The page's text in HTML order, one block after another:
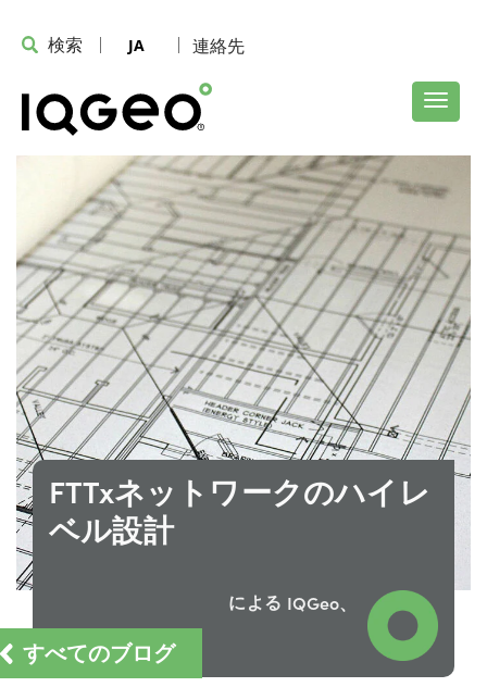
検索 JA 連絡先
すべてのブログ
FTTxネットワークのハイレ
ベル設計
による IQGeo、